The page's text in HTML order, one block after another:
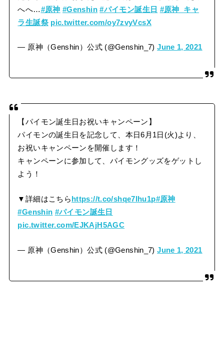
へへ…#原神 #Genshin #パイモン誕生日 #原神_キャ
ラ生誕祭 pic.twitter.com/oy7zvyVcsX
— 原神（Genshin）公式 (@Genshin_7)June 1, 2021
【パイモン誕生日お祝いキャンペーン】
パイモンの誕生日を記念して、本日6月1日(火)より、
お祝いキャンペーンを開催します！
キャンペーンに参加して、パイモングッズをゲットし
よう！
▼詳細はこちら https://t.co/shqe7lhu1p#原神
#Genshin #パイモン誕生日
pic.twitter.com/EJKAjH5AGC
— 原神（Genshin）公式 (@Genshin_7)June 1, 2021